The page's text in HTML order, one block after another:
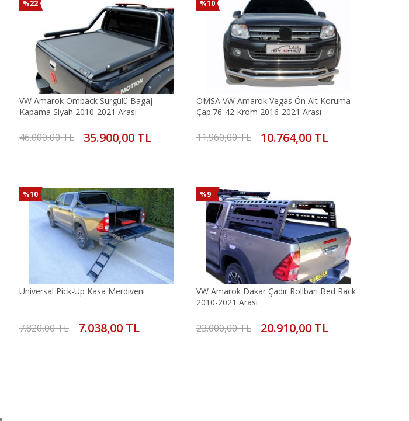
%22
VW Amarok Omback Sürgülü Bagaj
Kapama Siyah 2010-2021 Arası
46.000,00 TL 35.900,00 TL
%10
OMSA VW Amarok Vegas Ön Alt Koruma
Çap:76-42 Krom 2016-2021 Arası
11.960,00 TL 10.764,00 TL
%10
Universal Pick-Up Kasa Merdiveni
7.820,00 TL 7.038,00 TL
%9
VW Amarok Dakar Çadır Rollbarı Bed Rack
2010-2021 Arası
23.000,00 TL 20.910,00 TL